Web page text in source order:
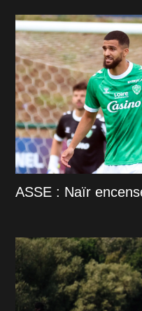
ASSE : Naïr